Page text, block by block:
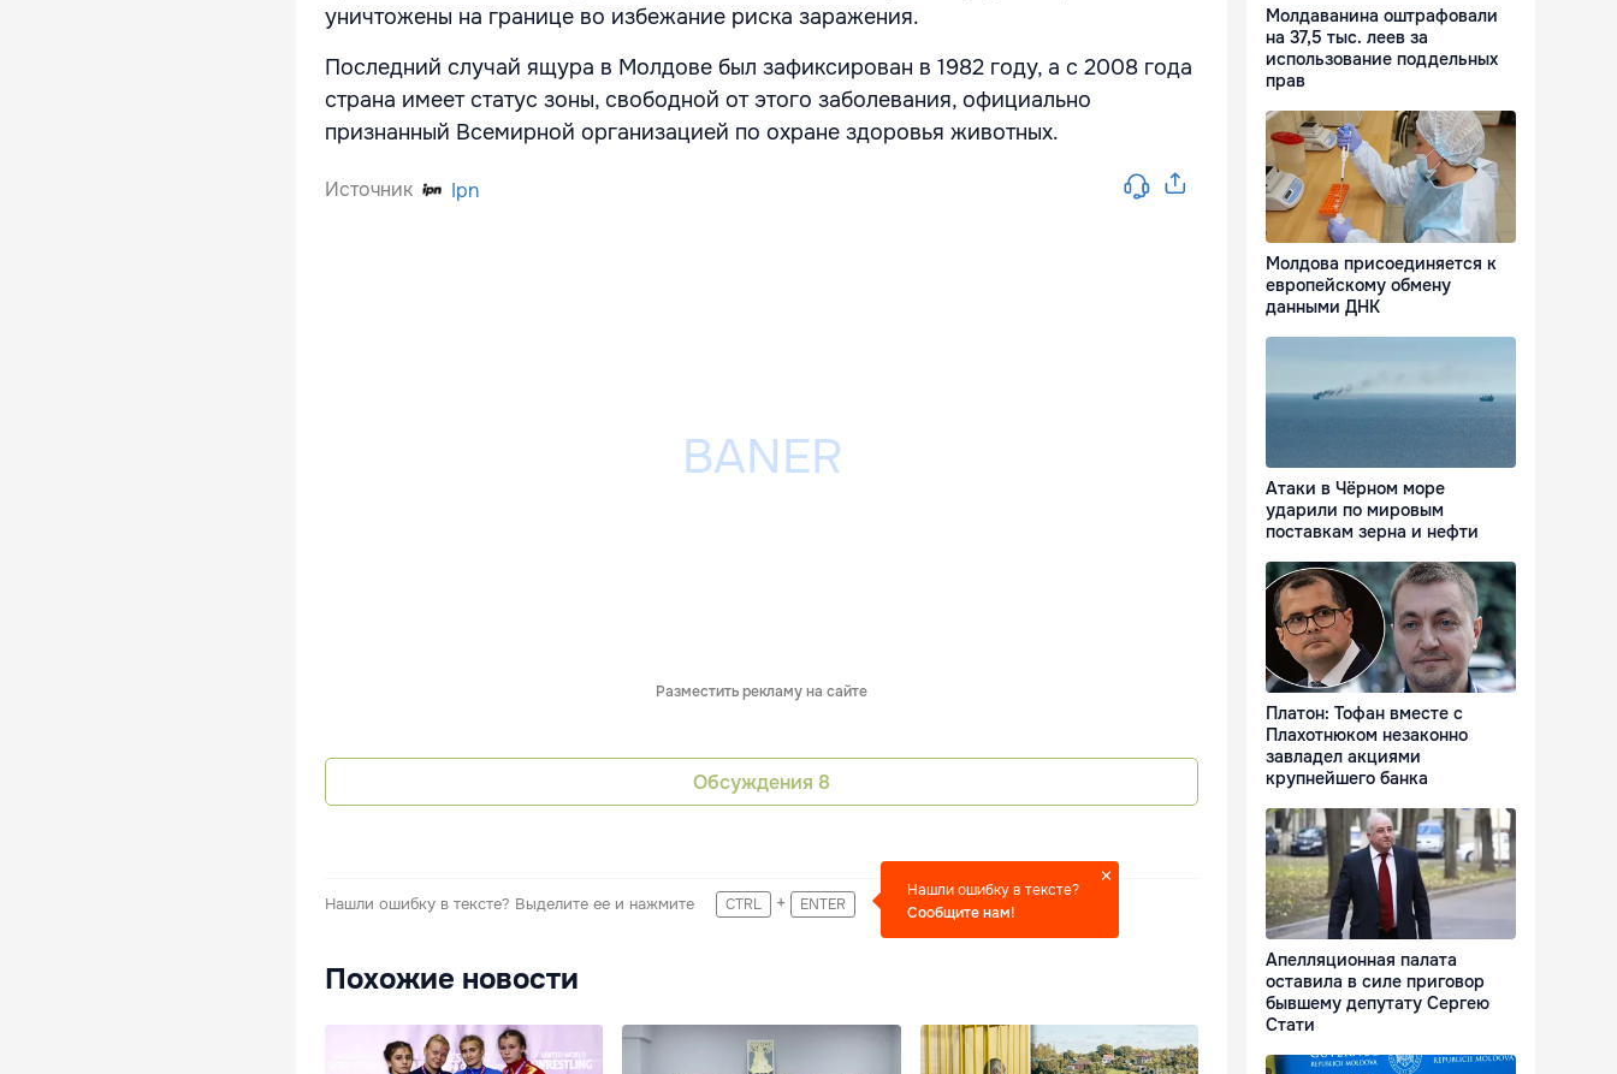
уничтожены на границе во избежание риска заражения.
Последний случай ящура в Молдове был зафиксирован в 1982 году, а с 2008 года
страна имеет статус зоны, свободной от этого заболевания, официально
признанный Всемирной организацией по охране здоровья животных.
Источник Ipn
Разместить рекламу на сайте
Обсуждения 8
Нашли ошибку в тексте? Выделите ее и нажмите CTRL + ENTER
Нашли ошибку в тексте?
Сообщите нам!
Похожие новости
Молдаванина оштрафовали
на 37,5 тыс. леев за
использование поддельных
прав
Молдова присоединяется к
европейскому обмену
данными ДНК
Атаки в Чёрном море
ударили по мировым
поставкам зерна и нефти
Платон: Тофан вместе с
Плахотнюком незаконно
завладел акциями
крупнейшего банка
Апелляционная палата
оставила в силе приговор
бывшему депутату Сергею
Стати